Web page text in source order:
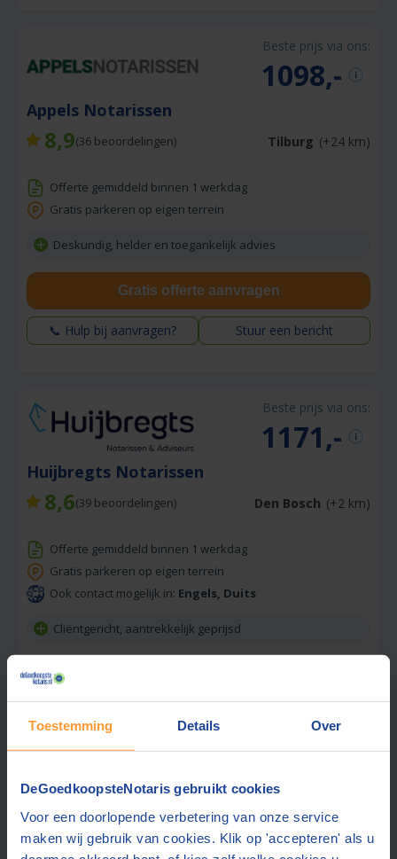
Toestemming Details Over
DeGoedkoopsteNotaris gebruikt cookies
Voor een doorlopende verbetering van onze service
maken wij gebruik van cookies. Klik op 'accepteren' als u
Beste prijs via ons:
1098,-
Appels Notarissen
8,9(36 beoordelingen) Tilburg (+24 km)
Offerte gemiddeld binnen 1 werkdag
Gratis parkeren op eigen terrein
Deskundig, helder en toegankelijk advies
Gratis offerte aanvragen
📞 Hulp bij aanvragen? Stuur een bericht
Beste prijs via ons:
1171,-
Huijbregts Notarissen
8,6(39 beoordelingen) Den Bosch (+2 km)
Offerte gemiddeld binnen 1 werkdag
Gratis parkeren op eigen terrein
Ook contact mogelijk in: Engels, Duits
Cliëntgericht, aantrekkelijk geprijsd
Beste prijs via ons:
1230,-